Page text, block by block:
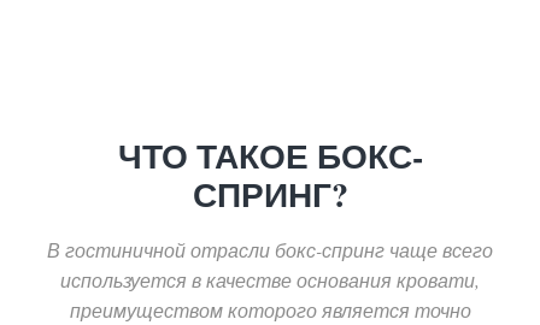
ЧТО ТАКОЕ БОКС-
СПРИНГ?
В гостиничной отрасли бокс-спринг чаще всего
используется в качестве основания кровати,
преимуществом которого является точно